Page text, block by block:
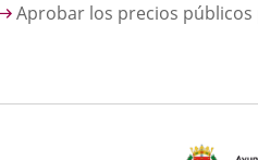
Aprobar los precios públicos